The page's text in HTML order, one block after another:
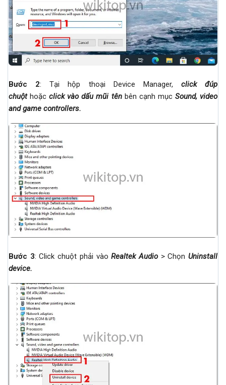
Bước 2: Tại hộp thoại Device Manager, click đúp
chuộthoặcclick vào dấu mũi tênbên cạnh mục Sound, video
and game controllers.
Bước 3: Click chuột phải vàoRealtek Audio> ChọnUninstall
device.